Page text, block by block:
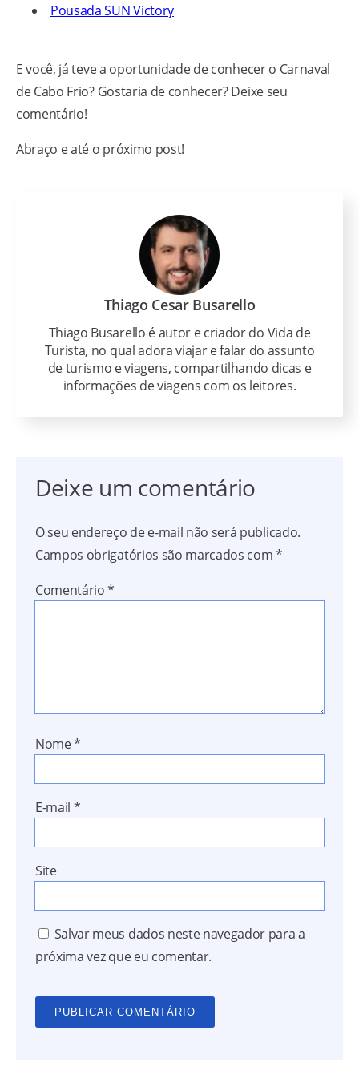
Pousada SUN Victory
E você, já teve a oportunidade de conhecer o Carnaval
de Cabo Frio? Gostaria de conhecer? Deixe seu
comentário!
Abraço e até o próximo post!
Thiago Cesar Busarello
Thiago Busarello é autor e criador do Vida de
Turista, no qual adora viajar e falar do assunto
de turismo e viagens, compartilhando dicas e
informações de viagens com os leitores.
Deixe um comentário
O seu endereço de e-mail não será publicado.
Campos obrigatórios são marcados com*
Comentário*
Nome*
E-mail *
Site
Salvar meus dados neste navegador para a
próxima vez que eu comentar.